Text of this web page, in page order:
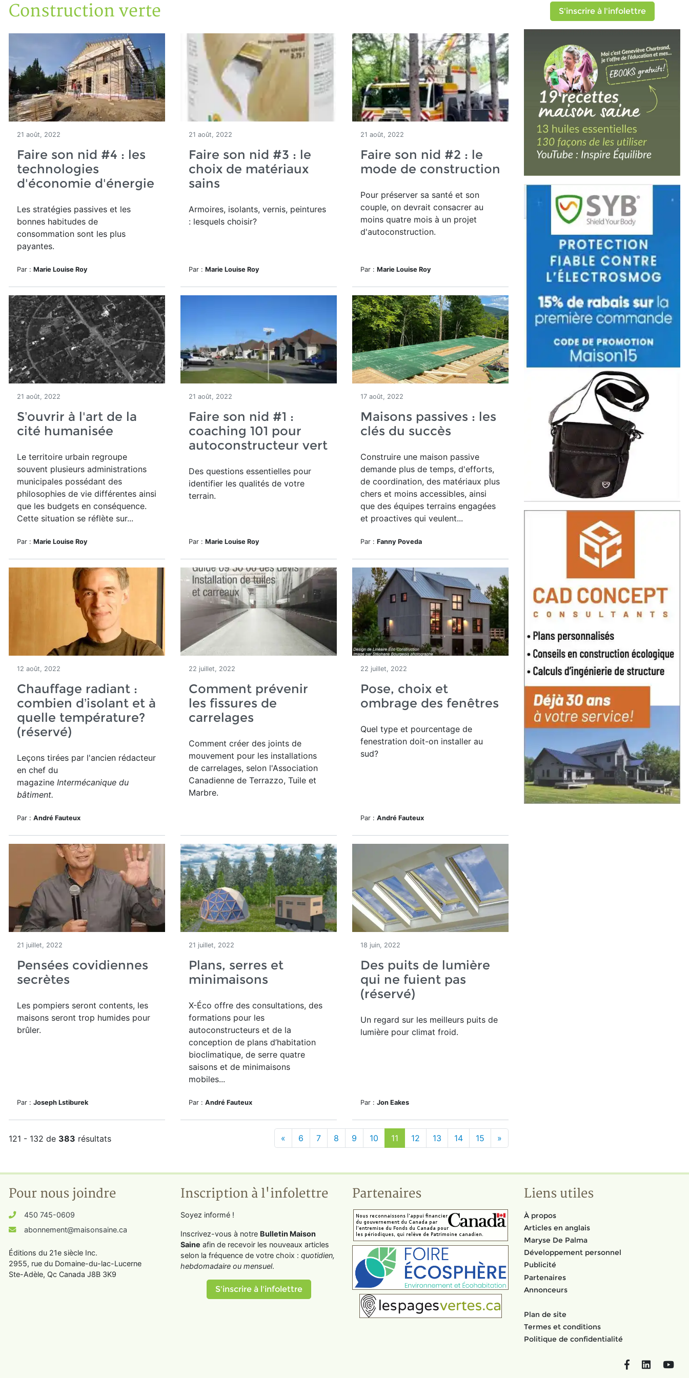
Accueil
Articles
Construction verte
Construction verte
21 août, 2022
Faire son nid #4 : les
technologies
d'économie d'énergie
Les stratégies passives et les
bonnes habitudes de
consommation sont les plus
payantes.
Par : Marie Louise Roy
21 août, 2022
Faire son nid #3 : le
choix de matériaux
sains
Armoires, isolants, vernis, peintures
: lesquels choisir?
Par : Marie Louise Roy
21 août, 2022
Faire son nid #2 : le
mode de construction
Pour préserver sa santé et son
couple, on devrait consacrer au
moins quatre mois à un projet
d'autoconstruction.
Par : Marie Louise Roy
21 août, 2022
S’ouvrir à l'art de la
cité humanisée
Le territoire urbain regroupe
souvent plusieurs administrations
municipales possédant des
philosophies de vie différentes ainsi
que les budgets en conséquence.
Cette situation se réflète sur...
Par : Marie Louise Roy
21 août, 2022
Faire son nid #1 :
coaching 101 pour
autoconstructeur vert
Des questions essentielles pour
identifier les qualités de votre
terrain.
Par : Marie Louise Roy
17 août, 2022
Maisons passives : les
clés du succès
Construire une maison passive
demande plus de temps, d'efforts,
de coordination, des matériaux plus
chers et moins accessibles, ainsi
que des équipes terrains engagées
et proactives qui veulent...
Par : Fanny Poveda
12 août, 2022
Chauffage radiant :
combien d’isolant et à
quelle température?
(réservé)
Leçons tirées par l'ancien rédacteur
en chef du
magazine Intermécanique du
bâtiment.
Par : André Fauteux
22 juillet, 2022
Comment prévenir
les fissures de
carrelages
Comment créer des joints de
mouvement pour les installations
de carrelages, selon l'Association
Canadienne de Terrazzo, Tuile et
Marbre.
22 juillet, 2022
Pose, choix et
ombrage des fenêtres
Quel type et pourcentage de
fenestration doit-on installer au
sud?
Par : André Fauteux
21 juillet, 2022
Pensées covidiennes
secrètes
Les pompiers seront contents, les
maisons seront trop humides pour
brûler.
Par : Joseph Lstiburek
21 juillet, 2022
Plans, serres et
minimaisons
X-Éco offre des consultations, des
formations pour les
autoconstructeurs et de la
conception de plans d’habitation
bioclimatique, de serre quatre
saisons et de minimaisons
mobiles...
Par : André Fauteux
18 juin, 2022
Des puits de lumière
qui ne fuient pas
(réservé)
Un regard sur les meilleurs puits de
lumière pour climat froid.
Par : Jon Eakes
121 - 132 de 383 résultats « 6 7 8 9 10 11 12 13 14 15 »
S'inscrire à l'infolettre
Pour nous joindre
450 745-0609
abonnement@maisonsaine.ca
Éditions du 21e siècle Inc.
2955, rue du Domaine-du-lac-Lucerne
Ste-Adèle, Qc Canada J8B 3K9
Inscription à l'infolettre
Soyez informé !
Inscrivez-vous à notre Bulletin Maison
Saine afin de recevoir les nouveaux articles
selon la fréquence de votre choix : quotidien,
hebdomadaire ou mensuel.
S'inscrire à l'infolettre
Partenaires Liens utiles
À propos
Articles en anglais
Maryse De Palma
Développement personnel
Publicité
Partenaires
Annonceurs
Plan de site
Termes et conditions
Politique de confidentialité
FacebookLinkedIn